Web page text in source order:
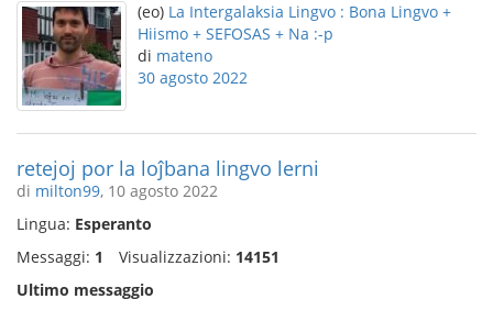
(eo) La Intergalaksia Lingvo : Bona Lingvo +
Hiismo + SEFOSAS + Na :-p
di mateno
30 agosto 2022
retejoj por la loĵbana lingvo lerni
di milton99, 10 agosto 2022
Lingua: Esperanto
Messaggi: 1 Visualizzazioni: 14151
Ultimo messaggio